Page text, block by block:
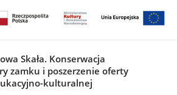
Skała. Konserwacja
zamku i poszerzenie oferty
kulturalnej